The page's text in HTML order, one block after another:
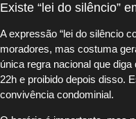
Existe “lei do silêncio”
A expressão “lei do silêncio
moradores, mas costuma
única regra nacional que
22h e proibido depois disso.
convivência condominial.